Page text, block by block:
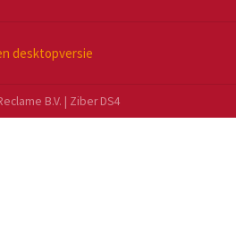
desktopversie
B.V. | Ziber DS4